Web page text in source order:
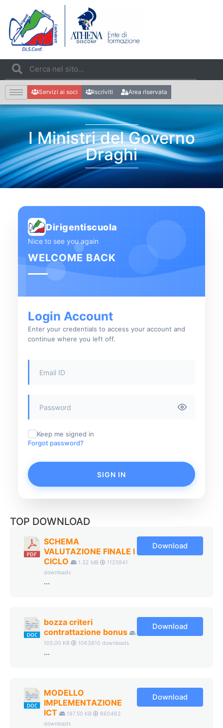
Servizi ai soci Iscriviti Area riservata
I Ministri del Governo
Draghi
Dirigentiscuola
Nice to see you again
WELCOME BACK
Login Account
Enter your credentials to access your account and
continue where you left off.
Keep me signed in
Forgot password?
SIGN IN
TOP DOWNLOAD
SCHEMA
VALUTAZIONE FINALE I
CICLO
1.32 MB
1125941
downloads
...
Download
bozza criteri
contrattazione bonus
105.00 KB 1063810 downloads
...
Download
MODELLO
IMPLEMENTAZIONE
ICT
197.50 KB
860462
downloads
Download